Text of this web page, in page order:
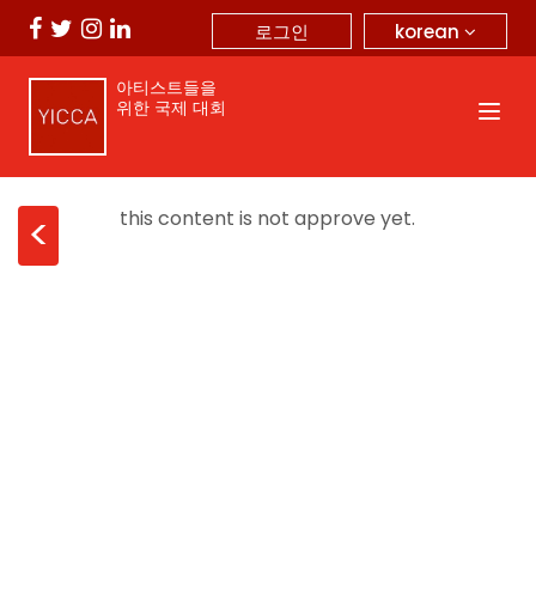
korean
로그인
아티스트들을
위한 국제 대회
< this content is not approve yet.